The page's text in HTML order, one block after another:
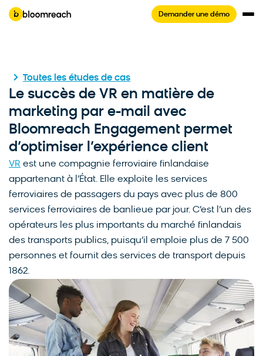
Demander une démo
Toutes les études de cas
Le succès de VR en matière de
marketing par e-mail avec
Bloomreach Engagement permet
d’optimiser l’expérience client
VR est une compagnie ferroviaire finlandaise
appartenant à l’État. Elle exploite les services
ferroviaires de passagers du pays avec plus de 800
services ferroviaires de banlieue par jour. C’est l’un des
opérateurs les plus importants du marché finlandais
des transports publics, puisqu’il emploie plus de 7 500
personnes et fournit des services de transport depuis
1862.